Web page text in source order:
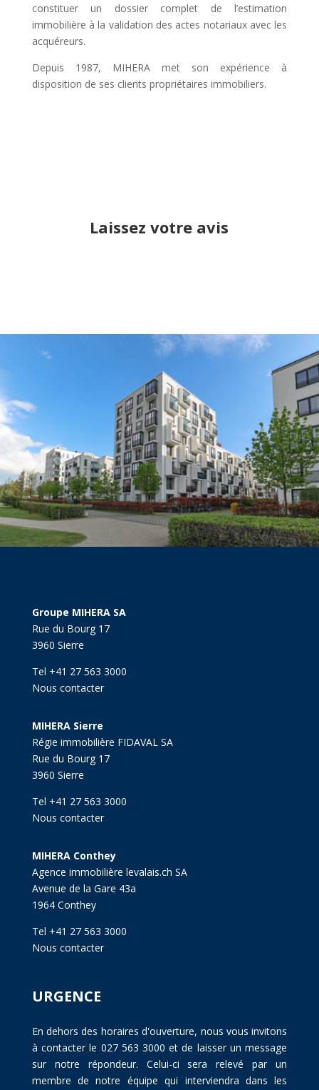
constituer un dossier complet de l’estimation
immobilière à la validation des actes notariaux avec les
acquéreurs.
Depuis 1987, MIHERA met son expérience à
disposition de ses clients propriétaires immobiliers.
Laissez votre avis
Groupe MIHERA SA
Rue du Bourg 17
3960 Sierre
Tel +41 27 563 3000
Nous contacter
MIHERA Sierre
Régie immobilière FIDAVAL SA
Rue du Bourg 17
3960 Sierre
Tel +41 27 563 3000
Nous contacter
MIHERA Conthey
Agence immobilière levalais.ch SA
Avenue de la Gare 43a
1964 Conthey
Tel +41 27 563 3000
Nous contacter
URGENCE
En dehors des horaires d'ouverture, nous vous invitons
à contacter le 027 563 3000 et de laisser un message
sur notre répondeur. Celui-ci sera relevé par un
membre de notre équipe qui interviendra dans les